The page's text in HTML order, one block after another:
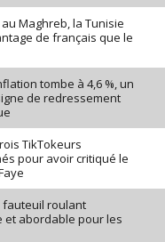
Maghreb, la Tunisie
de français que le
tombe à 4,6 %, un
de redressement
TikTokeurs
pour avoir critiqué le
fauteuil roulant
et abordable pour les